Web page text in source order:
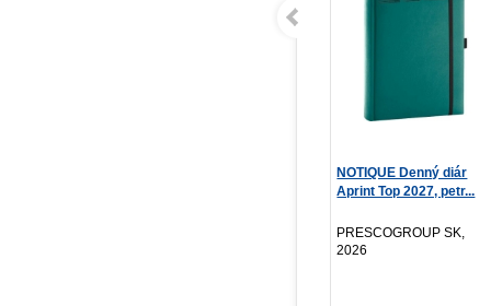
NOTIQUE Denný diár
Aprint Top 2027, petr...
PRESCOGROUP SK,